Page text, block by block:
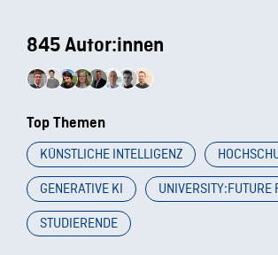
845 Autor:innen
Top Themen
KÜNSTLICHE INTELLIGENZ
GENERATIVE KI
UNIVERSITY:FUTURE
STUDIERENDE